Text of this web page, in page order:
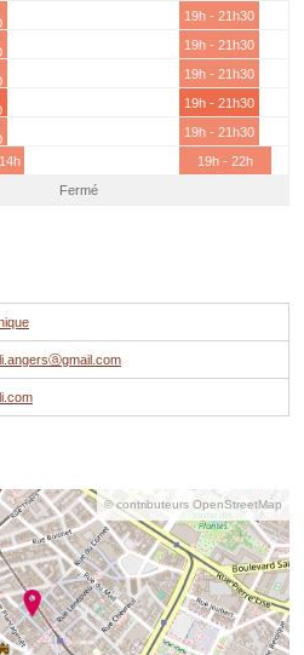
19h - 21h30
19h - 21h30
19h - 21h30
19h - 21h30
19h - 21h30
19h - 22h
Fermé
© contributeurs OpenStreetMap